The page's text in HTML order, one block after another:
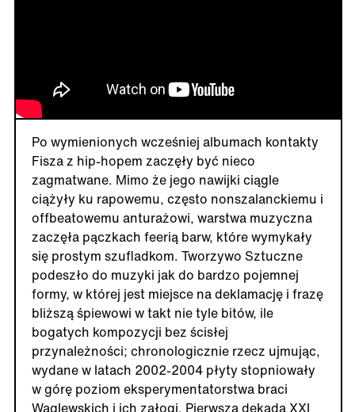
Po wymienionych wcześniej albumach kontakty
Fisza z hip-hopem zaczęły być nieco
zagmatwane. Mimo że jego nawijki ciągle
ciążyły ku rapowemu, często nonszalanckiemu i
offbeatowemu anturażowi, warstwa muzyczna
zaczęła pączkach feerią barw, które wymykały
się prostym szufladkom. Tworzywo Sztuczne
podeszło do muzyki jak do bardzo pojemnej
formy, w której jest miejsce na deklamację i frazę
bliższą śpiewowi w takt nie tyle bitów, ile
bogatych kompozycji bez ścisłej
przynależności; chronologicznie rzecz ujmując,
wydane w latach 2002-2004 płyty stopniowały
w górę poziom eksperymentatorstwa braci
Waglewskich i ich załogi. Pierwsza dekada XXI